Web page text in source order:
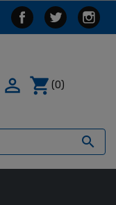

 shopping_cart (0)